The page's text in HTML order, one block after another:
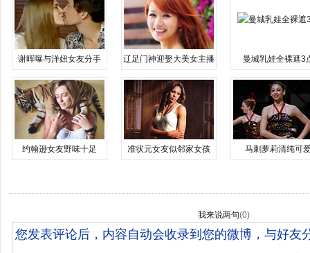
谢晖曝与洋妞女友分手 辽足门神迎娶大美女主播 曼城乳娃全裸遮3
约翰逊女友野味十足 准状元女友似邻家女孩 马刺萝莉清纯可
我来说两句(0)